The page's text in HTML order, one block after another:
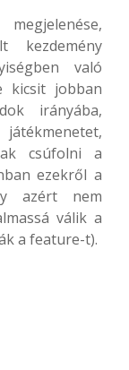
kezdemény
való
kicsit jobban
irányába,
csúfolni a
ezekről a
azért nem
válik a
a feature-t).